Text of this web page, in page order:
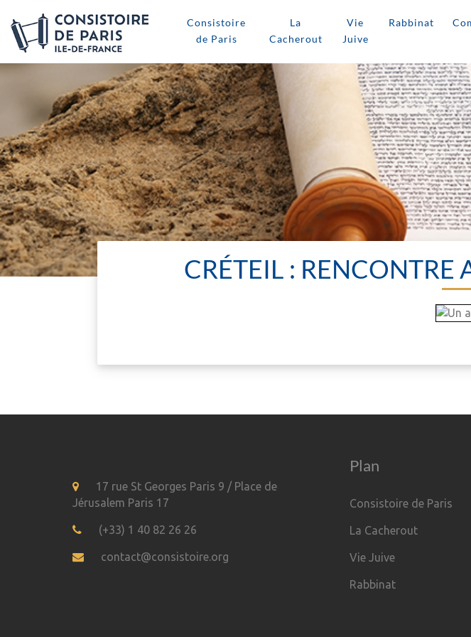
Consistoire
de Paris
La
Cacherout
Vie
Juive
Rabbinat
CRÉTEIL : RENCONTRE
17 rue St Georges Paris 9 / Place de
Jérusalem Paris 17
(+33) 1 40 82 26 26
contact@consistoire.org
Plan
Consistoire de Paris
La Cacherout
Vie Juive
Rabbinat